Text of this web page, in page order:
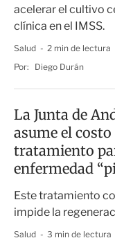
acelerar el cultivo
clínica en el IMSS.
Salud
2 min de lectura
Por:
Diego Durán
La Junta de
asume el costo
tratamiento
enfermedad
mariposa”
Este tratamiento
impide la
Salud
3 min de lectura